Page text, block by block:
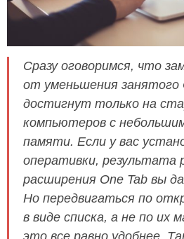
Сразу оговоримся, что
от уменьшения
достигнут только на
компьютеров с
памяти. Если у вас
оперативки, результата
расширения One Tab вы
Но передвигаться по
в виде списка, а не по их